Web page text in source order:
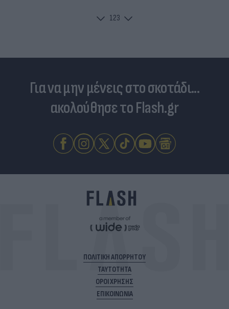
123
Για να μην μένεις στο σκοτάδι...
ακολούθησε το Flash.gr
ΠΟΛΙΤΙΚΗ ΑΠΟΡΡΗΤΟΥ
ΤΑΥΤΟΤΗΤΑ
ΟΡΟΙ ΧΡΗΣΗΣ
ΕΠΙΚΟΙΝΩΝΙΑ